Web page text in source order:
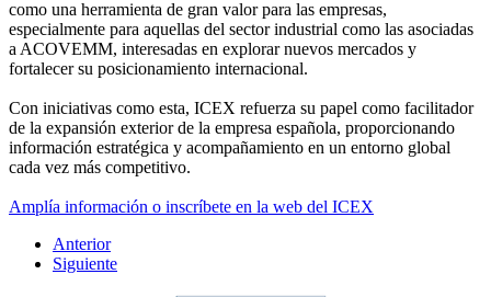
como una herramienta de gran valor para las empresas,
especialmente para aquellas del sector industrial como las asociadas
a ACOVEMM, interesadas en explorar nuevos mercados y
fortalecer su posicionamiento internacional.
Con iniciativas como esta, ICEX refuerza su papel como facilitador
de la expansión exterior de la empresa española, proporcionando
información estratégica y acompañamiento en un entorno global
cada vez más competitivo.
Amplía información o inscríbete en la web del ICEX
Anterior
Siguiente